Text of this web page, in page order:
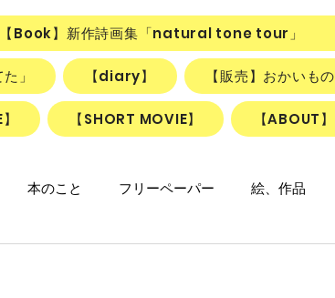
【Book】新作詩画集「natural tone tour」
」 【diary】 【販売】おかいもの
【SHORT MOVIE】 【ABOUT】
本のこと フリーペーパー 絵、作品